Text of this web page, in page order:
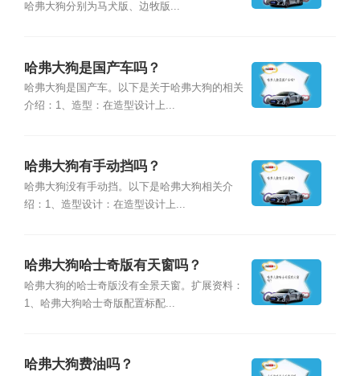
哈弗大狗分别为马犬版、边牧版...
哈弗大狗是国产车吗？
哈弗大狗是国产车。以下是关于哈弗大狗的相关
介绍：1、造型：在造型设计上...
哈弗大狗有手动挡吗？
哈弗大狗没有手动挡。以下是哈弗大狗相关介
绍：1、造型设计：在造型设计上...
哈弗大狗哈士奇版有天窗吗？
哈弗大狗的哈士奇版没有全景天窗。扩展资料：
1、哈弗大狗哈士奇版配置标配...
哈弗大狗费油吗？